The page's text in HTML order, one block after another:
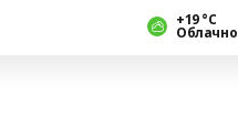
+19 °С
Облачно